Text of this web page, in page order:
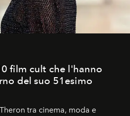
film cult che l'hanno
del suo 51esimo
tra cinema, moda e